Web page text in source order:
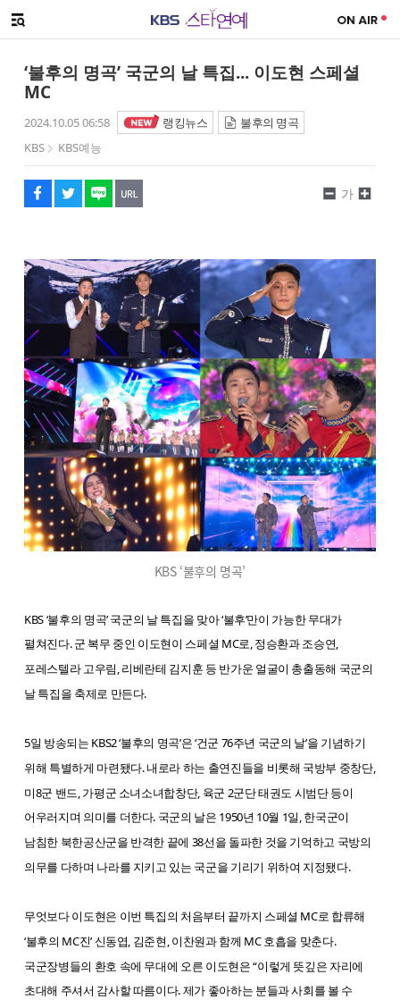
메뉴 열기
‘불후의 명곡’ 국군의 날 특집... 이도현 스페셜
MC
2024.10.05 06:58 랭킹뉴스
불후의 명곡
KBS
KBS예능
페이스북
트위터
네이버
URL복사
글씨 작게보기
가
글씨 크게보기
KBS ‘불후의 명곡’
KBS ‘불후의 명곡’ 국군의 날 특집을 맞아 ‘불후’만이 가능한 무대가
펼쳐진다. 군 복무 중인 이도현이 스페셜 MC로, 정승환과 조승연,
포레스텔라 고우림, 리베란테 김지훈 등 반가운 얼굴이 총출동해 국군의
날 특집을 축제로 만든다.
5일 방송되는 KBS2 ‘불후의 명곡’은 ‘건군 76주년 국군의 날’을 기념하기
위해 특별하게 마련됐다. 내로라 하는 출연진들을 비롯해 국방부 중창단,
미8군 밴드, 가평군 소녀소녀합창단, 육군 2군단 태권도 시범단 등이
어우러지며 의미를 더한다. 국군의 날은 1950년 10월 1일, 한국군이
남침한 북한공산군을 반격한 끝에 38선을 돌파한 것을 기억하고 국방의
의무를 다하며 나라를 지키고 있는 국군을 기리기 위하여 지정됐다.
무엇보다 이도현은 이번 특집의 처음부터 끝까지 스페셜 MC로 합류해
‘불후의 MC진’ 신동엽, 김준현, 이찬원과 함께 MC 호흡을 맞춘다.
국군장병들의 환호 속에 무대에 오른 이도현은 “이렇게 뜻깊은 자리에
초대해 주셔서 감사할 따름이다. 제가 좋아하는 분들과 사회를 볼 수